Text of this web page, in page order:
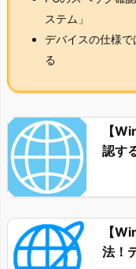
ステム」
デバイスの仕様で
る
【
認す
【
法！